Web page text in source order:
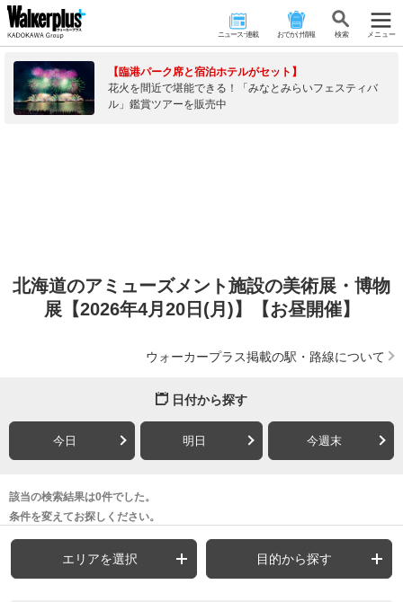
ニュース･連載 おでかけ情報 検 索 メニュー
【臨港パーク席と宿泊ホテルがセット】
花火を間近で堪能できる！「みなとみらいフェスティバ
ル」鑑賞ツアーを販売中
北海道のアミューズメント施設の美術展・博物
展【2026年4月20日(月)】【お昼開催】
ウォーカープラス掲載の駅・路線について
日付から探す
今日 明日 今週末
該当の検索結果は0件でした。
条件を変えてお探しください。
エリアを選択 目的から探す